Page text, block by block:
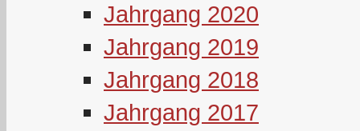
Jahrgang 2020
Jahrgang 2019
Jahrgang 2018
Jahrgang 2017